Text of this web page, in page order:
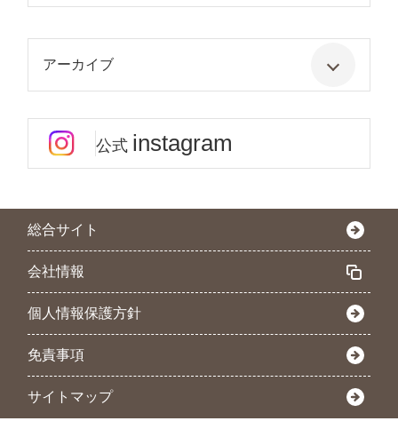
アーカイブ
公式 instagram
総合サイト
会社情報
個人情報保護方針
免責事項
サイトマップ